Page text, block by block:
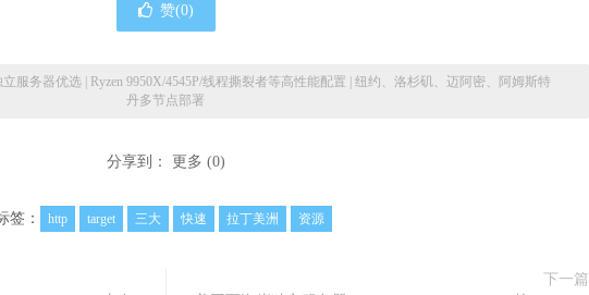
赞(0)
服务器优选 | Ryzen 9950X/4545P/线程撕裂者等高性能配置 | 纽约、洛杉矶、迈阿密、阿姆斯特
丹多节点部署
分享到： 更多 (0)
签： http target 三大 快速 拉丁美洲 资源
下一篇